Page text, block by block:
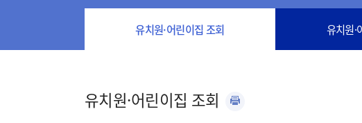
유치원·어린이집 조회 유치원·
유치원·어린이집 조회